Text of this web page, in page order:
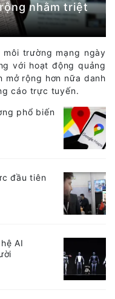
nhằm triệt
trường mạng ngày
với hoạt động quảng
mở rộng hơn nữa danh
cáo trực tuyến.
phổ biến
đầu tiên
AI